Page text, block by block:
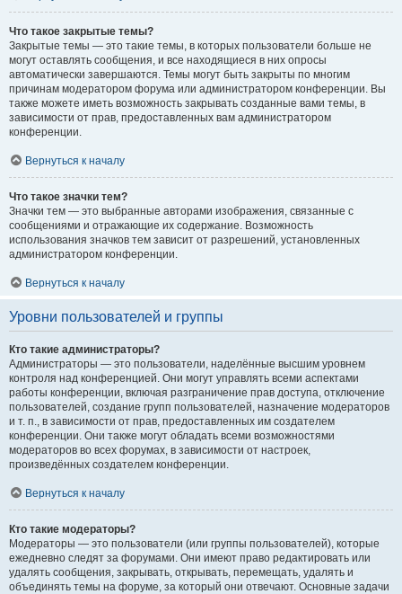
Что такое закрытые темы?
Закрытые темы — это такие темы, в которых пользователи больше не
могут оставлять сообщения, и все находящиеся в них опросы
автоматически завершаются. Темы могут быть закрыты по многим
причинам модератором форума или администратором конференции. Вы
также можете иметь возможность закрывать созданные вами темы, в
зависимости от прав, предоставленных вам администратором
конференции.
Вернуться к началу
Что такое значки тем?
Значки тем — это выбранные авторами изображения, связанные с
сообщениями и отражающие их содержание. Возможность
использования значков тем зависит от разрешений, установленных
администратором конференции.
Вернуться к началу
Уровни пользователей и группы
Кто такие администраторы?
Администраторы — это пользователи, наделённые высшим уровнем
контроля над конференцией. Они могут управлять всеми аспектами
работы конференции, включая разграничение прав доступа, отключение
пользователей, создание групп пользователей, назначение модераторов
и т. п., в зависимости от прав, предоставленных им создателем
конференции. Они также могут обладать всеми возможностями
модераторов во всех форумах, в зависимости от настроек,
произведённых создателем конференции.
Вернуться к началу
Кто такие модераторы?
Модераторы — это пользователи (или группы пользователей), которые
ежедневно следят за форумами. Они имеют право редактировать или
удалять сообщения, закрывать, открывать, перемещать, удалять и
объединять темы на форуме, за который они отвечают. Основные задачи